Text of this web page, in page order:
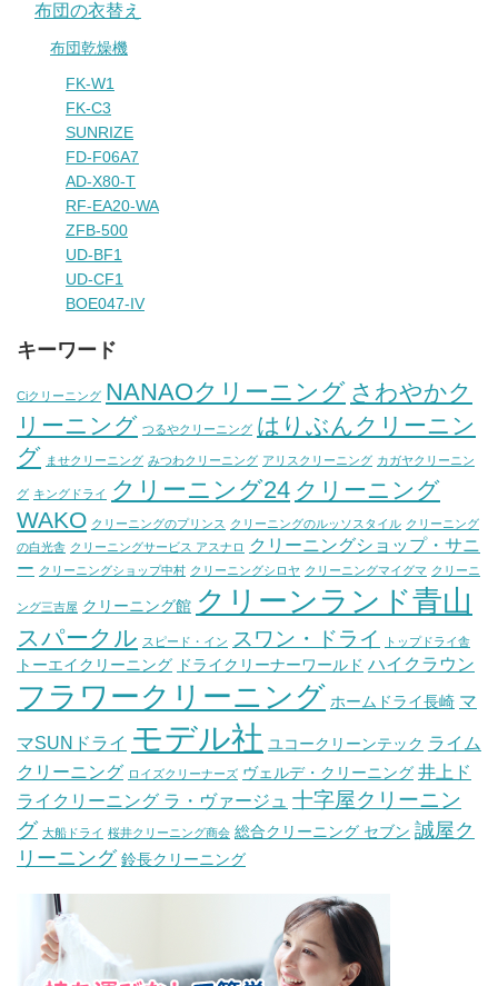
布団の衣替え
布団乾燥機
FK-W1
FK-C3
SUNRIZE
FD-F06A7
AD-X80-T
RF-EA20-WA
ZFB-500
UD-BF1
UD-CF1
BOE047-IV
キーワード
Ciクリーニング NANAOクリーニング さわやかク
リーニング つるやクリーニング はりぶんクリーニン
グ ませクリーニング みつわクリーニング アリスクリーニング カガヤクリーニン
グ キングドライ クリーニング24 クリーニング
WAKO クリーニングのプリンス クリーニングのルッソスタイル クリーニング
の白光舎 クリーニングサービス アスナロ
クリーニングショップ・サニ
ー クリーニングショップ中村 クリーニングシロヤ クリーニングマイグマ クリーニ
ング三吉屋 クリーニング館 クリーンランド青山
スパークル スピード・イン スワン・ドライ トップドライ舎
トーエイクリーニング ドライクリーナーワールド ハイクラウン
フラワークリーニング ホームドライ長崎 マ
マSUNドライ モデル社 ユコークリーンテック ライム
クリーニング ロイズクリーナーズ ヴェルデ・クリーニング 井上ド
ライクリーニング ラ・ヴァージュ 十字屋クリーニン
グ 大船ドライ 桜井クリーニング商会 総合クリーニング セブン 誠屋ク
リーニング 鈴長クリーニング